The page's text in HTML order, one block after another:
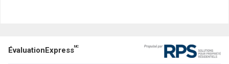
ÉvaluationExpressMC